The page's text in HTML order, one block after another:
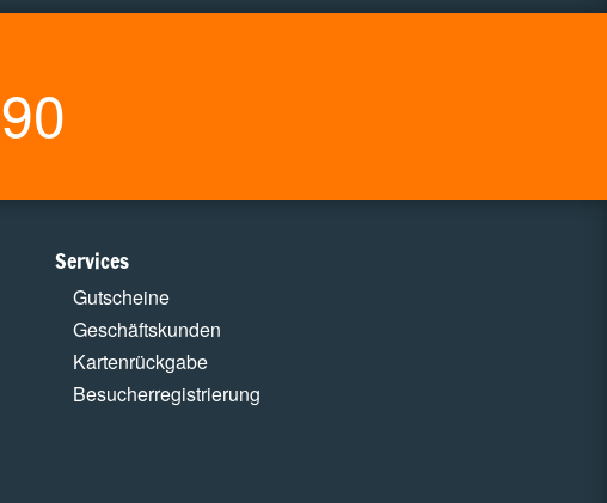
Services
Gutscheine
Geschäftskunden
Kartenrückgabe
Besucherregistrierung